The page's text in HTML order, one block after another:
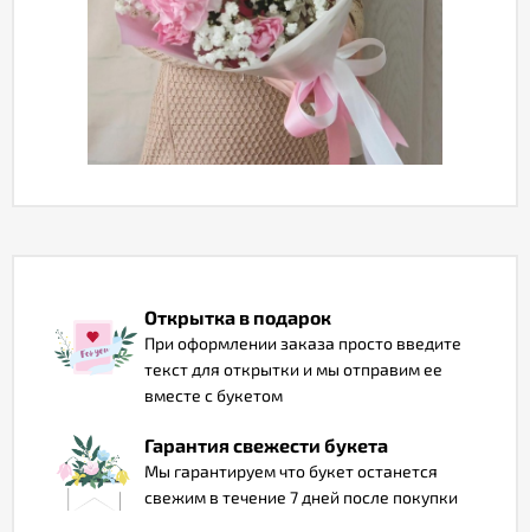
конфиденциальности
Открытка в подарок
При оформлении заказа просто введите
текст для открытки и мы отправим ее
вместе с букетом
Гарантия свежести букета
Мы гарантируем что букет останется
свежим в течение 7 дней после покупки